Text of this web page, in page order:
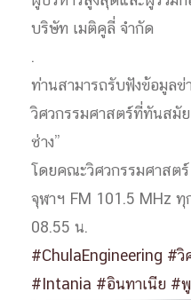
บริษัท เมติคูลี่ จำกัด
.
ท่านสามารถรับฟังข้อมูลข่
วิศวกรรมศาสตร์ที่ทันสมั
ช่าง”
โดยคณะวิศวกรรมศาสต
จุฬาฯ FM 101.5 MHz
08.55 น.
#ChulaEngineering #วิ
#Intania #อินทาเนีย#